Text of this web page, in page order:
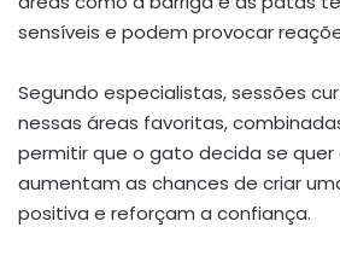
sensíveis e podem provocar
Segundo especialistas, sessões
nessas áreas favoritas,
permitir que o gato decida se quer
aumentam as chances de criar
positiva e reforçam a confiança.